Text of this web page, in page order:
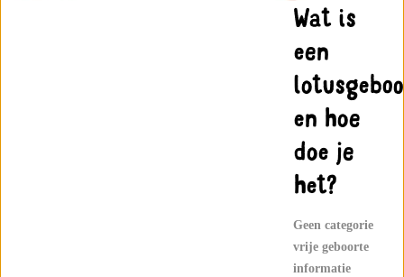
Wat is
een
en hoe
doe je
het?
Geen categorie
vrije geboorte
informatie